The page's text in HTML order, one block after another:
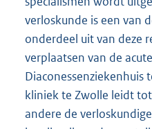
verloskunde is een van
onderdeel uit van deze
verplaatsen van de
Diaconessenziekenhuis
kliniek te Zwolle leidt
andere de